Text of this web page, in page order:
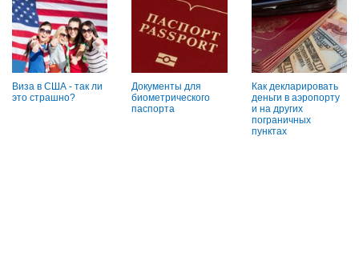
Виза в США - так ли
это страшно?
Документы для
биометрического
паспорта
Как декларировать
деньги в аэропорту
и на других
пограничных
пунктах